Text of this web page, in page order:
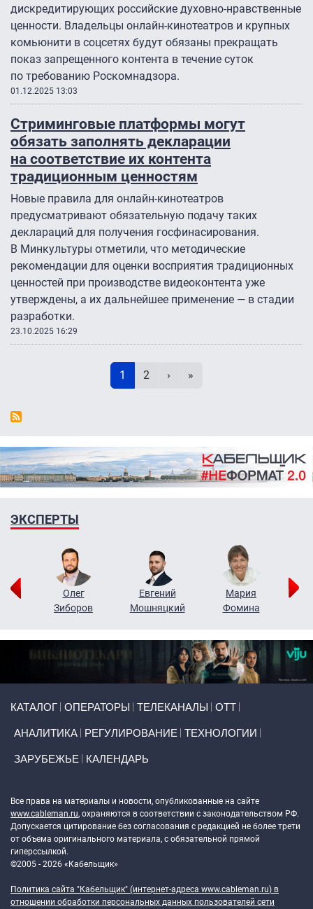
дискредитирующих российские духовно-нравственные
ценности. Владельцы онлайн-кинотеатров и крупных
комьюнити в соцсетях будут обязаны прекращать
показ запрещенного контента в течение суток
по требованию Роскомнадзора.
01.12.2025 13:03
Стриминговые платформы могут
обязать заполнять декларации
на соответствие их контента
традиционным ценностям
Новые правила для онлайн-кинотеатров
предусматривают обязательную подачу таких
деклараций для получения госфинасирования.
В Минкультуры отметили, что методические
рекомендации для оценки восприятия традиционных
ценностей при производстве видеоконтента уже
утверждены, а их дальнейшее применение — в стадии
разработки.
23.10.2025 16:29
Текущая страница
1 Page
2 Следующая страница
› Последняя страница
»
ЭКСПЕРТЫ
Олег
Зиборов
Евгений
Мошняцкий
Мария
Фомина
КАТАЛОГ ОПЕРАТОРЫ ТЕЛЕКАНАЛЫ ОТТ
АНАЛИТИКА РЕГУЛИРОВАНИЕ ТЕХНОЛОГИИ
ЗАРУБЕЖЬЕ КАЛЕНДАРЬ
Все права на материалы и новости, опубликованные на сайте
www.cableman.ru, охраняются в соответствии с законодательством РФ.
Допускается цитирование без согласования с редакцией не более трети
от объема оригинального материала, с обязательной прямой
гиперссылкой.
©2005 - 2026 «Кабельщик»
Политика сайта "Кабельщик" (интернет-адреса www.cableman.ru) в
отношении обработки персональных данных пользователей сети